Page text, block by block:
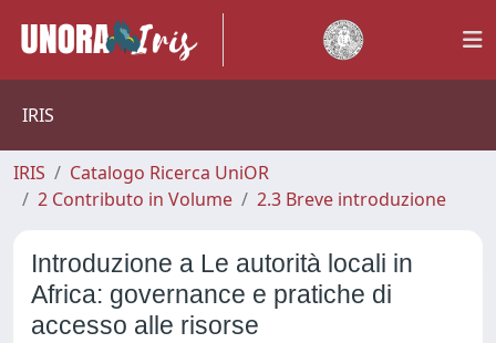
IRIS
IRIS
Catalogo Ricerca UniOR
2 Contributo in Volume
2.3 Breve introduzione
Introduzione a Le autorità locali in
Africa: governance e pratiche di
accesso alle risorse